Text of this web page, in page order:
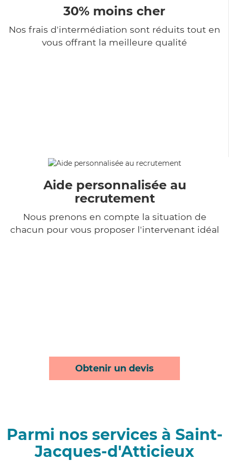
30% moins cher
Nos frais d'intermédiation sont réduits tout en
vous offrant la meilleure qualité
Aide personnalisée au
recrutement
Nous prenons en compte la situation de
chacun pour vous proposer l'intervenant idéal
Obtenir un devis
Parmi nos services à Saint-
Jacques-d'Atticieux